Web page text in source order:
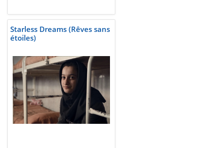
Starless Dreams (Rêves sans
étoiles)